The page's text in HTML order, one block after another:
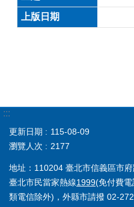
:::
更新日期
115-08-09
瀏覽人次
2177
地址：110204 臺北市信義區市
臺北市民當家熱線1999(免付費
類電信除外)，外縣市請撥 02-